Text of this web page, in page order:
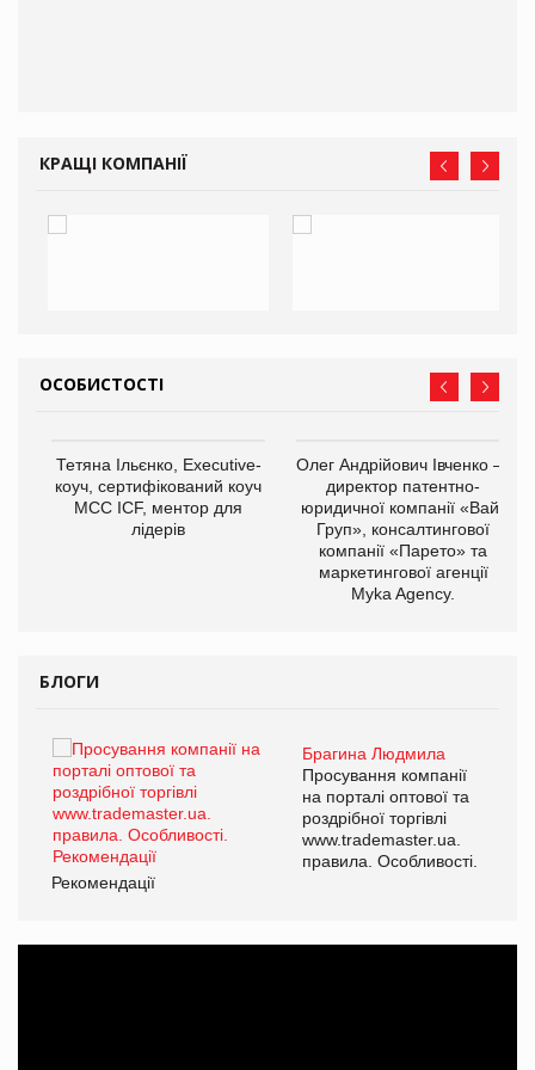
КРАЩІ КОМПАНІЇ
ОСОБИСТОСТІ
Тетяна Ільєнко, Executive-
коуч, сертифікований коуч
МСС ICF, ментор для
лідерів
Олег Андрійович Івченко —
директор патентно-
юридичної компанії «Вайз
Груп», консалтингової
компанії «Парето» та
маркетингової агенції
Myka Agency.
БЛОГИ
Брагина Людмила
Просування компанії
на порталі оптової та
роздрібної торгівлі
www.trademaster.ua.
правила. Особливості.
Рекомендації